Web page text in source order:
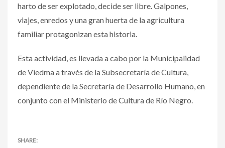
harto de ser explotado, decide ser libre. Galpones,
viajes, enredos y una gran huerta de la agricultura
familiar protagonizan esta historia.
Esta actividad, es llevada a cabo por la Municipalidad
de Viedma a través de la Subsecretaría de Cultura,
dependiente de la Secretaría de Desarrollo Humano, en
conjunto con el Ministerio de Cultura de Río Negro.